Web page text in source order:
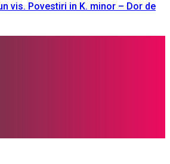
vis. Povestiri in K. minor – Dor de